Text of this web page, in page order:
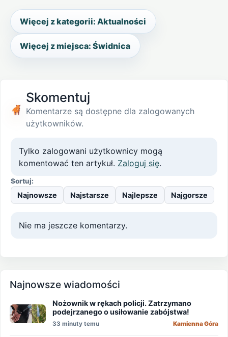
Więcej z kategorii: Aktualności
Więcej z miejsca: Świdnica
Skomentuj
Komentarze są dostępne dla zalogowanych
użytkowników.
Tylko zalogowani użytkownicy mogą
komentować ten artykuł. Zaloguj się.
Sortuj:
Najnowsze Najstarsze Najlepsze Najgorsze
Nie ma jeszcze komentarzy.
Najnowsze wiadomości
Nożownik w rękach policji. Zatrzymano
podejrzanego o usiłowanie zabójstwa!
33 minuty temu Kamienna Góra